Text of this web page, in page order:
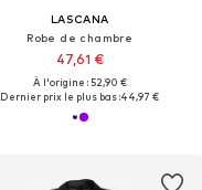
LASCANA
Robe de chambre
47,61 €
À l'origine : 52,90 €
Dernier prix le plus bas :44,97 €